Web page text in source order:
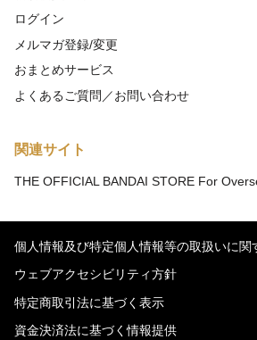
ログイン
メルマガ登録/変更
おまとめサービス
よくあるご質問／お問い合わせ
関連サイト
THE OFFICIAL BANDAI STORE For
個人情報及び特定個人情報等の取扱いに関
ウェブアクセシビリティ方針
特定商取引法に基づく表示
資金決済法に基づく情報提供